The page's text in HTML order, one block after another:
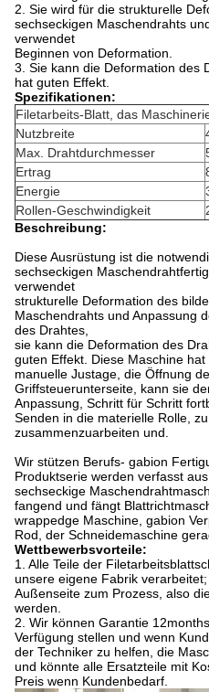
2. Sie wird für die strukturelle
sechseckigen Maschendrahts
verwendet
Beginnen von Deformation.
3. Sie kann die Deformation des
hat guten Effekt.
Spezifikationen:
Filetarbeits-Blatt, das
Nutzbreite
Max. Drahtdurchmesser
Ertrag
Energie
Rollen-Geschwindigkeit
Beschreibung:
Diese Ausrüstung ist die
sechseckigen
verwendet
strukturelle Deformation des
Maschendrahts und Anpassung
des Drahtes,
sie kann die Deformation des
guten Effekt. Diese Maschine
manuelle Justage, die Öffnung
Griffsteuerunterseite, kann sie
Anpassung, Schritt für Schritt
Senden in die materielle Rolle,
zusammenzuarbeiten und.
Wir stützen Berufs- gabion
Produktserie werden verfasst
sechseckige
fangend und fängt
wrappedge Maschine, gabion
Rod, der Schneidemaschine
Wettbewerbsvorteile:
1. Alle Teile der
unsere eigene Fabrik
Außenseite zum Prozess, also
werden.
2. Wir können Garantie
Verfügung stellen und wenn
der Techniker zu helfen, die
und könnte alle Ersatzteile mit
Preis wenn Kundenbedarf.